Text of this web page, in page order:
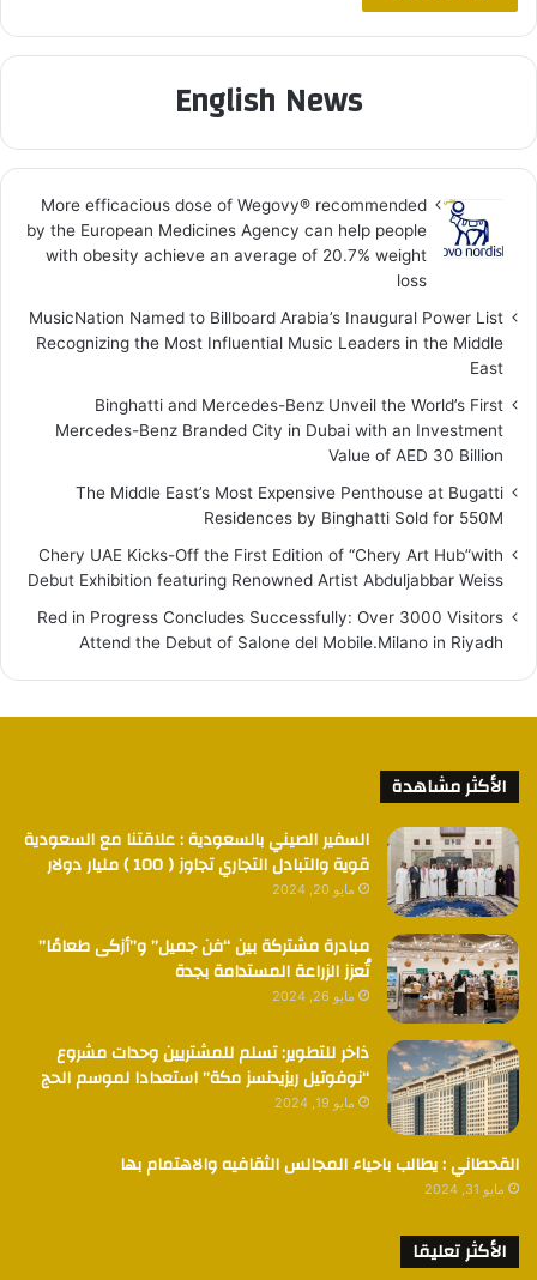
English News
More efficacious dose of Wegovy®️ recommended
by the European Medicines Agency can help people
with obesity achieve an average of 20.7% weight
loss
MusicNation Named to Billboard Arabia’s Inaugural Power List
Recognizing the Most Influential Music Leaders in the Middle
East
Binghatti and Mercedes-Benz Unveil the World’s First
Mercedes-Benz Branded City in Dubai with an Investment
Value of AED 30 Billion
The Middle East’s Most Expensive Penthouse at Bugatti
Residences by Binghatti Sold for 550M
Chery UAE Kicks-Off the First Edition of “Chery Art Hub”with
Debut Exhibition featuring Renowned Artist Abduljabbar Weiss
Red in Progress Concludes Successfully: Over 3000 Visitors
Attend the Debut of Salone del Mobile.Milano in Riyadh
الأكثر مشاهدة
السفير الصيني بالسعودية : علاقتنا مع السعودية
قوية والتبادل التجاري تجاوز ( 100 ) مليار دولار
مايو 20, 2024
مبادرة مشتركة بين “فن جميل” و”أزكى طعامًا”
تُعزز الزراعة المستدامة بجدة
مايو 26, 2024
ذاخر للتطوير: تسلم للمشتريين وحدات مشروع
“نوفوتيل ريزيدنسز مكة” استعدادا لموسم الحج
مايو 19, 2024
القحطاني : يطالب باحياء المجالس الثقافيه والاهتمام بها
مايو 31, 2024
الأكثر تعليقا